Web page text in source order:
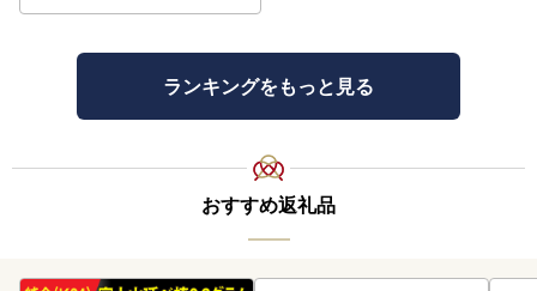
ランキングをもっと見る
おすすめ返礼品